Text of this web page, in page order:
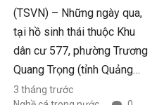
hàng loạt tại hồ sinh
thái
(TSVN) – Những ngày qua,
tại hồ sinh thái thuộc Khu
dân cư 577, phường Trương
Quang Trọng (tỉnh Quảng
Ngãi), hiện tượng cá chết
3 tháng trước